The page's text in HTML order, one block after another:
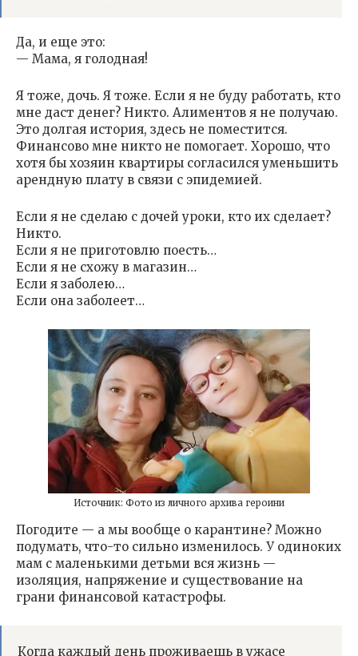
Да, и еще это:
— Мама, я голодная!
Я тоже, дочь. Я тоже. Если я не буду работать, кто
мне даст денег? Никто. Алиментов я не получаю.
Это долгая история, здесь не поместится.
Финансово мне никто не помогает. Хорошо, что
хотя бы хозяин квартиры согласился уменьшить
арендную плату в связи с эпидемией.
Если я не сделаю с дочей уроки, кто их сделает?
Никто.
Если я не приготовлю поесть…
Если я не схожу в магазин…
Если я заболею…
Если она заболеет…
Источник: Фото из личного архива героини
Погодите — а мы вообще о карантине? Можно
подумать, что-то сильно изменилось. У одиноких
мам с маленькими детьми вся жизнь —
изоляция, напряжение и существование на
грани финансовой катастрофы.
Когда каждый день проживаешь в ужасе